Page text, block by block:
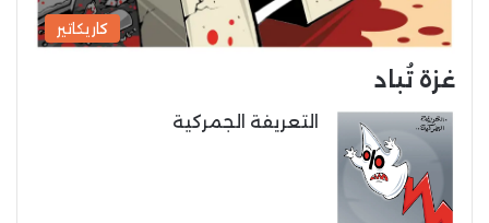
كاريكاتير
غزة تُباد
التعريفة الجمركية